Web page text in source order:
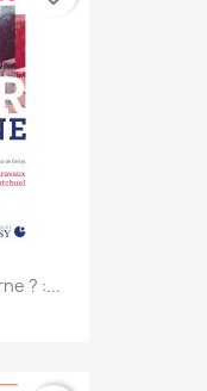
? :...